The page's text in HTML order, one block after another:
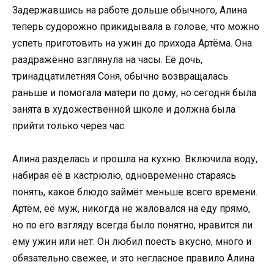
Задержавшись на работе дольше обычного, Алина
теперь судорожно прикидывала в голове, что можно
успеть приготовить на ужин до прихода Артёма. Она
раздражённо взглянула на часы. Её дочь,
тринадцатилетняя Соня, обычно возвращалась
раньше и помогала матери по дому, но сегодня была
занята в художественной школе и должна была
прийти только через час.
Алина разделась и прошла на кухню. Включила воду,
набирая её в кастрюлю, одновременно стараясь
понять, какое блюдо займёт меньше всего времени.
Артём, её муж, никогда не жаловался на еду прямо,
но по его взгляду всегда было понятно, нравится ли
ему ужин или нет. Он любил поесть вкусно, много и
обязательно свежее, и это негласное правило Алина